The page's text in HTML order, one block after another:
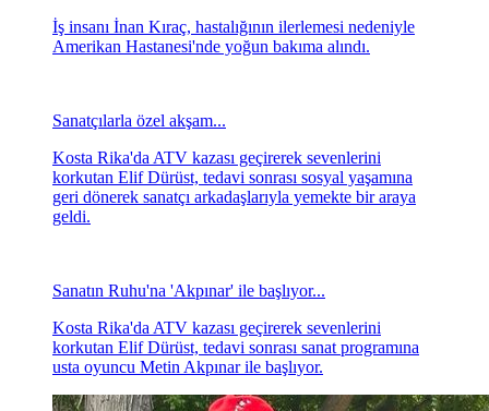
İş insanı İnan Kıraç, hastalığının ilerlemesi nedeniyle
Amerikan Hastanesi'nde yoğun bakıma alındı.
Sanatçılarla özel akşam...
Kosta Rika'da ATV kazası geçirerek sevenlerini
korkutan Elif Dürüst, tedavi sonrası sosyal yaşamına
geri dönerek sanatçı arkadaşlarıyla yemekte bir araya
geldi.
Sanatın Ruhu'na 'Akpınar' ile başlıyor...
Kosta Rika'da ATV kazası geçirerek sevenlerini
korkutan Elif Dürüst, tedavi sonrası sanat programına
usta oyuncu Metin Akpınar ile başlıyor.